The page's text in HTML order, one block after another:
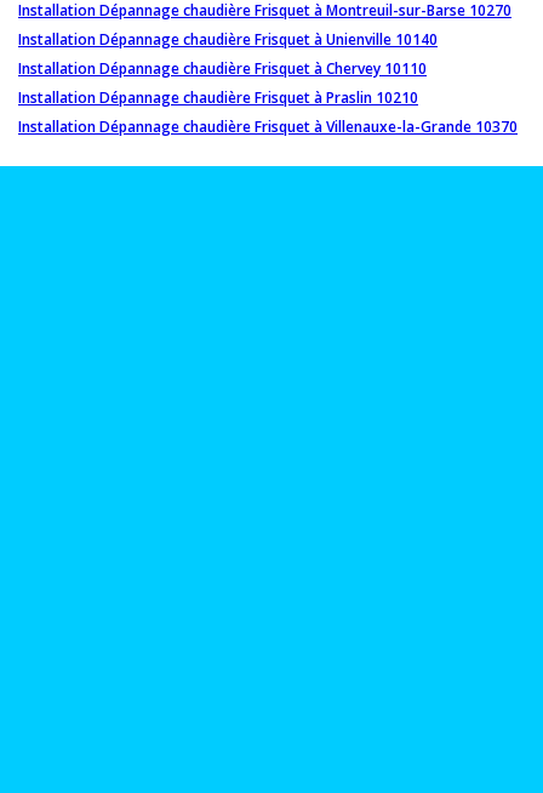
Installation Dépannage chaudière Frisquet à Montreuil-sur-Barse 10270
Installation Dépannage chaudière Frisquet à Unienville 10140
Installation Dépannage chaudière Frisquet à Chervey 10110
Installation Dépannage chaudière Frisquet à Praslin 10210
Installation Dépannage chaudière Frisquet à Villenauxe-la-Grande 10370